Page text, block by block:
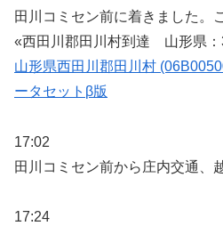
田川コミセン前に着きました。
«西田川郡田川村到達 山形県：
山形県西田川郡田川村
ータセットβ版
17:02
田川コミセン前から庄内交通、
17:24